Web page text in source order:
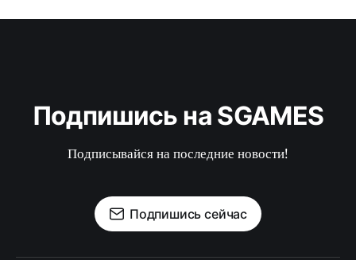
Подпишись на SGAMES
Подписывайся на последние новости!
Подпишись сейчас